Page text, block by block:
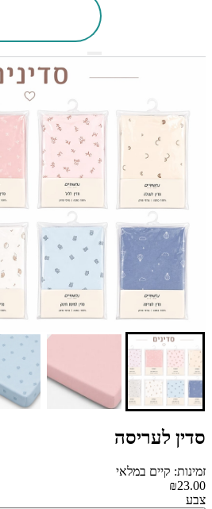
סדין לעריסה
זמינות: קיים במלאי
₪23.00
צבע